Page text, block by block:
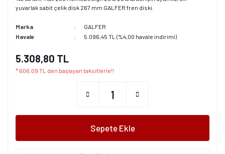
yuvarlak sabit çelik disk 267 mm GALFER fren diski.
Marka
GALFER
Havale
5.096,45 TL (%4,00 havale indirimi)
5.308,80 TL
* 606,09 TL den başlayan taksitlerle!!
Sepete Ekle